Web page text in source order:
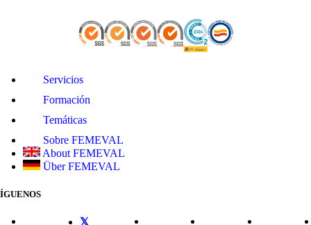
Servicios
Formación
Temáticas
Sobre FEMEVAL
About FEMEVAL
Über FEMEVAL